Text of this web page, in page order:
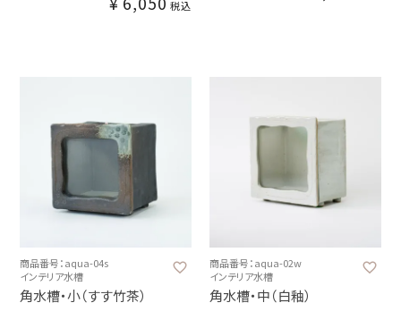
税込
商品番号：aqua-04s
インテリア水槽
角水槽・小（すす竹茶）
商品番号：aqua-02w
インテリア水槽
角水槽・中（白釉）